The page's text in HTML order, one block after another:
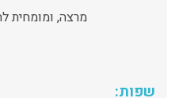
מרצה, ומומחית
שפות: